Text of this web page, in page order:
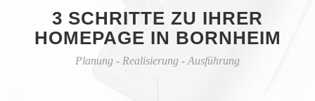
3 SCHRITTE ZU IHRER
HOMEPAGE IN BORNHEIM
Planung - Realisierung - Ausführung